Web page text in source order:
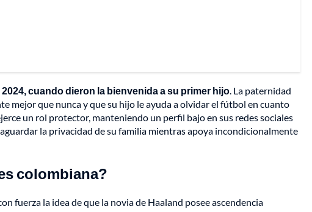
cuando dieron la bienvenida a su primer hijo. La paternidad
mejor que nunca y que su hijo le ayuda a olvidar el fútbol en cuanto
un rol protector, manteniendo un perfil bajo en sus redes sociales
la privacidad de su familia mientras apoya incondicionalmente
colombiana?
fuerza la idea de que la novia de Haaland posee ascendencia